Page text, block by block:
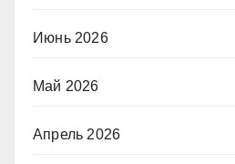
Июнь 2026
Май 2026
Апрель 2026